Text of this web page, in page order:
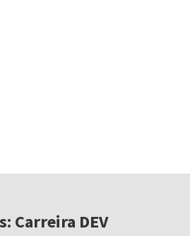
Carreira DEV